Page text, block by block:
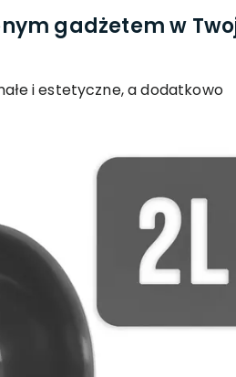
gadżetem w
i estetyczne, a dodatkowo